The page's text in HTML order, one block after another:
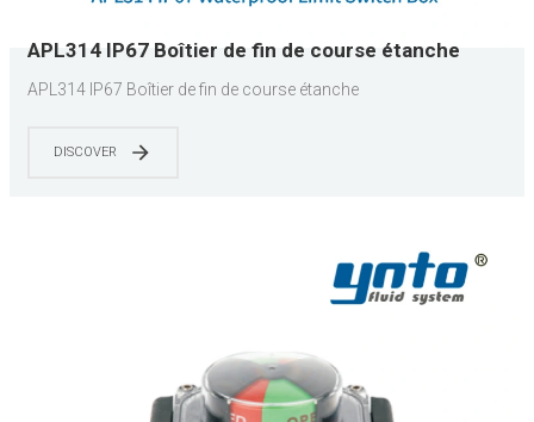
APL314 IP67 Boîtier de fin de course étanche
APL314 IP67 Boîtier de fin de course étanche
DISCOVER